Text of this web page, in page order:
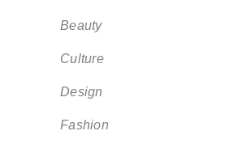
Beauty
Culture
Design
Fashion